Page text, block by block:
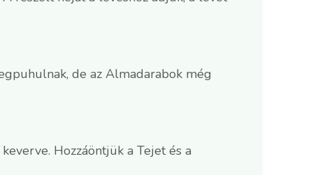
de az Almadarabok még
Hozzáöntjük a Tejet és a